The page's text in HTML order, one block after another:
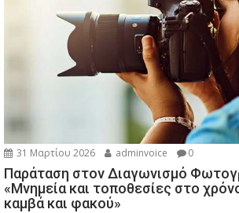
31 Μαρτίου 2026 adminvoice 0
Παράταση στον Διαγωνισμό
«Μνημεία και τοποθεσίες στο
καμβά και φακού»